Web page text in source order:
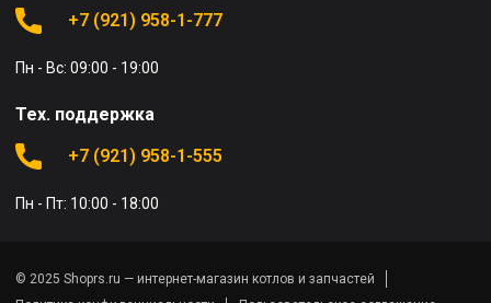
+7 (921) 958-1-777
Пн - Вс: 09:00 - 19:00
Тех. поддержка
+7 (921) 958-1-555
Пн - Пт: 10:00 - 18:00
© 2025 Shoprs.ru — интернет-магазин котлов и запчастей